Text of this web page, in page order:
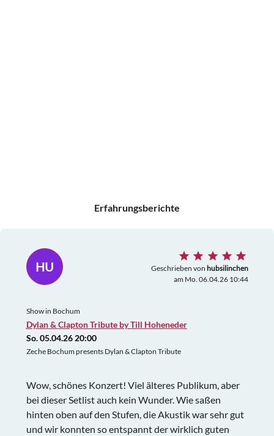
Erfahrungsberichte
HU Geschrieben von hubsilinchen
am Mo. 06.04.26 10:44
Show in Bochum
Dylan & Clapton Tribute by Till Hoheneder
So. 05.04.26 20:00
Zeche Bochum presents Dylan & Clapton Tribute
Wow, schönes Konzert! Viel älteres Publikum, aber
bei dieser Setlist auch kein Wunder. Wie saßen
hinten oben auf den Stufen, die Akustik war sehr gut
und wir konnten so entspannt der wirklich guten